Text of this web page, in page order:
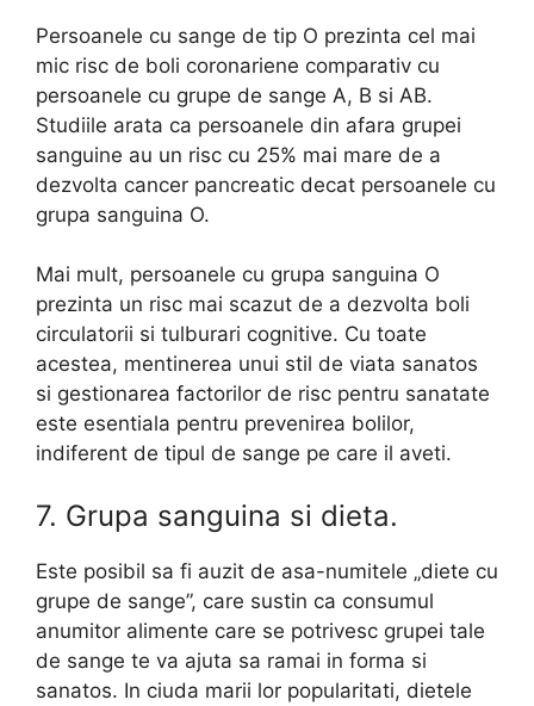
Persoanele cu sange de tip O prezinta cel mai
mic risc de boli coronariene comparativ cu
persoanele cu grupe de sange A, B si AB.
Studiile arata ca persoanele din afara grupei
sanguine au un risc cu 25% mai mare de a
dezvolta cancer pancreatic decat persoanele cu
grupa sanguina O.
Mai mult, persoanele cu grupa sanguina O
prezinta un risc mai scazut de a dezvolta boli
circulatorii si tulburari cognitive. Cu toate
acestea, mentinerea unui stil de viata sanatos
si gestionarea factorilor de risc pentru sanatate
este esentiala pentru prevenirea bolilor,
indiferent de tipul de sange pe care il aveti.
7. Grupa sanguina si dieta.
Este posibil sa fi auzit de asa-numitele „diete cu
grupe de sange”, care sustin ca consumul
anumitor alimente care se potrivesc grupei tale
de sange te va ajuta sa ramai in forma si
sanatos. In ciuda marii lor popularitati, dietele